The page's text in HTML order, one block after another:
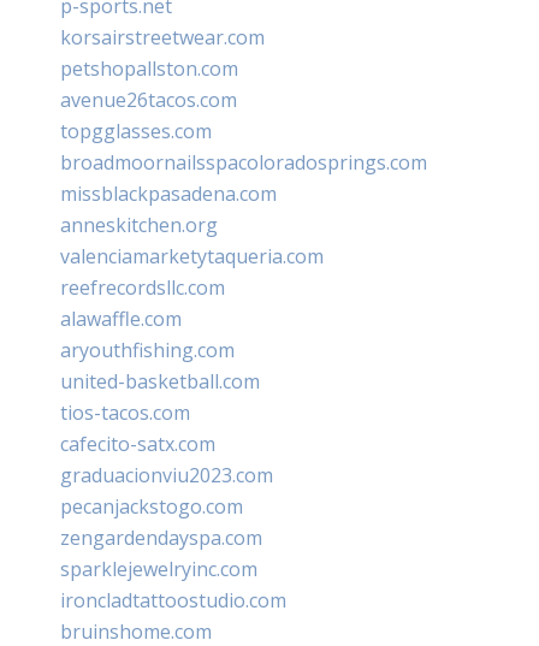
p-sports.net
korsairstreetwear.com
petshopallston.com
avenue26tacos.com
topgglasses.com
broadmoornailsspacoloradosprings.com
missblackpasadena.com
anneskitchen.org
valenciamarketytaqueria.com
reefrecordsllc.com
alawaffle.com
aryouthfishing.com
united-basketball.com
tios-tacos.com
cafecito-satx.com
graduacionviu2023.com
pecanjackstogo.com
zengardendayspa.com
sparklejewelryinc.com
ironcladtattoostudio.com
bruinshome.com